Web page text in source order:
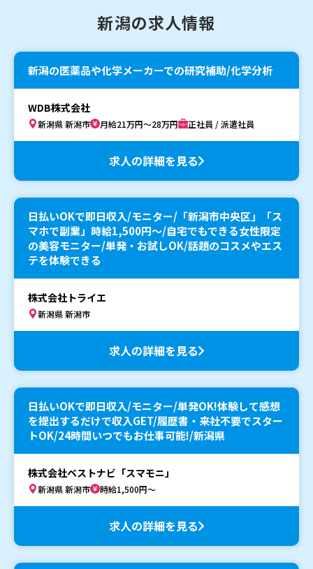
新潟の求人情報
新潟の医薬品や化学メーカーでの研究補助/化学分析
WDB株式会社
新潟県 新潟市 月給21万円～28万円 正社員 / 派遣社員
求人の詳細を見る
日払いOKで即日収入/モニター/「新潟市中央区」「ス
マホで副業」時給1,500円〜/自宅でもできる女性限定
の美容モニター/単発・お試しOK/話題のコスメやエス
テを体験できる
株式会社トライエ
新潟県 新潟市
求人の詳細を見る
日払いOKで即日収入/モニター/単発OK!体験して感想
を提出するだけで収入GET/履歴書・来社不要でスター
トOK/24時間いつでもお仕事可能!/新潟県
株式会社ベストナビ「スマモニ」
新潟県 新潟市 時給1,500円～
求人の詳細を見る